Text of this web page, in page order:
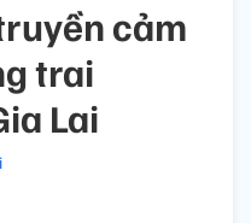
cảm
trai
Lai